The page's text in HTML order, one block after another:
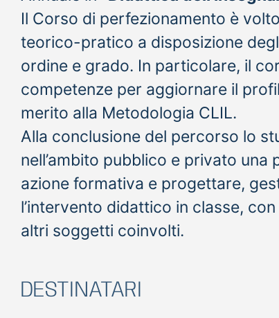
Il Corso di perfezionamento è
teorico-pratico a disposizione
ordine e grado. In particolare, il
competenze per aggiornare il
merito alla Metodologia CLIL.
Alla conclusione del percorso lo
nell’ambito pubblico e privato
azione formativa e progettare,
l’intervento didattico in classe,
altri soggetti coinvolti.
DESTINATARI